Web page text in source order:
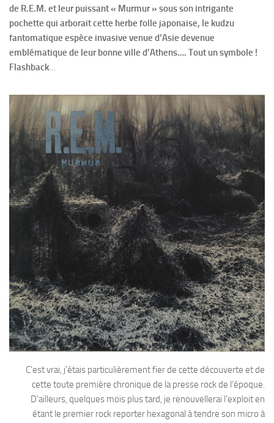
de R.E.M. et leur puissant « Murmur » sous son intrigante
pochette qui arborait cette herbe folle japonaise, le kudzu
fantomatique espèce invasive venue d’Asie devenue
emblématique de leur bonne ville d’Athens…. Tout un symbole !
Flashback…
C’est vrai, j’étais particulièrement fier de cette découverte et de
cette toute première chronique de la presse rock de l’époque.
D’ailleurs, quelques mois plus tard, je renouvellerai l’exploit en
étant le premier rock reporter hexagonal à tendre son micro à